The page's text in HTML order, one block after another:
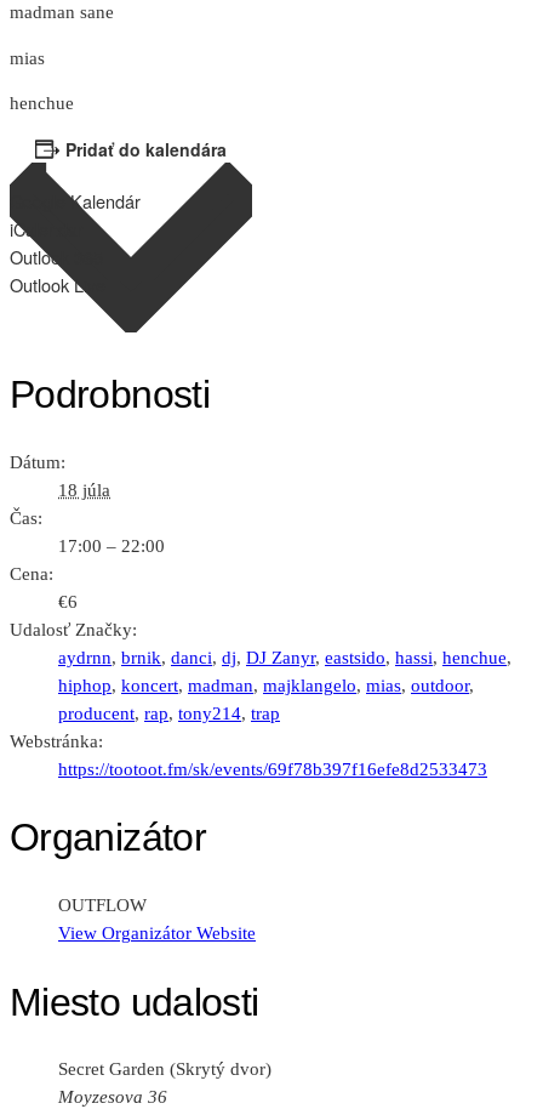
madman sane
mias
henchue
Pridať do kalendára
Google Kalendár
iCalendar
Outlook 365
Outlook Live
Podrobnosti
Dátum:
18 júla
Čas:
17:00 – 22:00
Cena:
€6
Udalosť Značky:
aydrnn, brnik, danci, dj, DJ Zanyr, eastsido, hassi, henchue,
hiphop, koncert, madman, majklangelo, mias, outdoor,
producent, rap, tony214, trap
Webstránka:
https://tootoot.fm/sk/events/69f78b397f16efe8d2533473
Organizátor
OUTFLOW
View Organizátor Website
Miesto udalosti
Secret Garden (Skrytý dvor)
Moyzesova 36